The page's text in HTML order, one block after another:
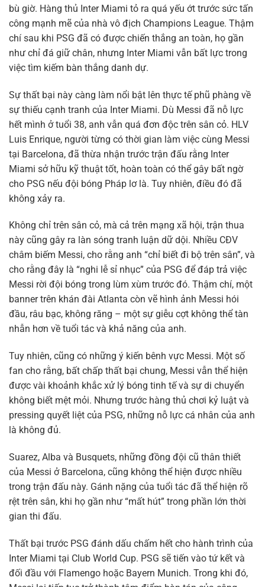
bù giờ. Hàng thủ Inter Miami tỏ ra quá yếu ớt trước sức tấn
công mạnh mẽ của nhà vô địch Champions League. Thậm
chí sau khi PSG đã có được chiến thắng an toàn, họ gần
như chỉ đá giữ chân, nhưng Inter Miami vẫn bất lực trong
việc tìm kiếm bàn thắng danh dự.
Sự thất bại này càng làm nổi bật lên thực tế phũ phàng về
sự thiếu cạnh tranh của Inter Miami. Dù Messi đã nỗ lực
hết mình ở tuổi 38, anh vẫn quá đơn độc trên sân cỏ. HLV
Luis Enrique, người từng có thời gian làm việc cùng Messi
tại Barcelona, đã thừa nhận trước trận đấu rằng Inter
Miami sở hữu kỹ thuật tốt, hoàn toàn có thể gây bất ngờ
cho PSG nếu đội bóng Pháp lơ là. Tuy nhiên, điều đó đã
không xảy ra.
Không chỉ trên sân cỏ, mà cả trên mạng xã hội, trận thua
này cũng gây ra làn sóng tranh luận dữ dội. Nhiều CĐV
châm biếm Messi, cho rằng anh “chỉ biết đi bộ trên sân”, và
cho rằng đây là “nghi lễ sỉ nhục” của PSG để đáp trả việc
Messi rời đội bóng trong lùm xùm trước đó. Thậm chí, một
banner trên khán đài Atlanta còn vẽ hình ảnh Messi hói
đầu, râu bạc, không răng – một sự giễu cợt không thể tàn
nhẫn hơn về tuổi tác và khả năng của anh.
Tuy nhiên, cũng có những ý kiến bênh vực Messi. Một số
fan cho rằng, bất chấp thất bại chung, Messi vẫn thể hiện
được vài khoảnh khắc xử lý bóng tinh tế và sự di chuyển
không biết mệt mỏi. Nhưng trước hàng thủ chơi kỷ luật và
pressing quyết liệt của PSG, những nỗ lực cá nhân của anh
là không đủ.
Suarez, Alba và Busquets, những đồng đội cũ thân thiết
của Messi ở Barcelona, cũng không thể hiện được nhiều
trong trận đấu này. Gánh nặng của tuổi tác đã thể hiện rõ
rệt trên sân, khi họ gần như “mất hút” trong phần lớn thời
gian thi đấu.
Thất bại trước PSG đánh dấu chấm hết cho hành trình của
Inter Miami tại Club World Cup. PSG sẽ tiến vào tứ kết và
đối đầu với Flamengo hoặc Bayern Munich. Trong khi đó,